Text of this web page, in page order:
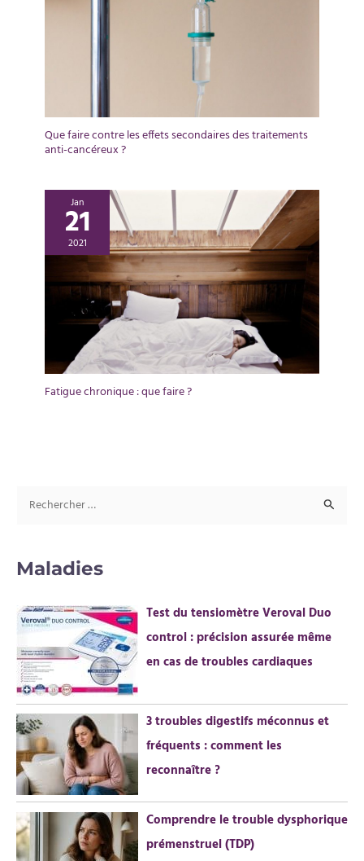
Que faire contre les effets secondaires des traitements
anti-cancéreux ?
Jan
21
2021
Fatigue chronique : que faire ?
h
r
c
h
e
r
:
Maladies
Test du tensiomètre Veroval Duo
control : précision assurée même
en cas de troubles cardiaques
3 troubles digestifs méconnus et
fréquents : comment les
reconnaître ?
Comprendre le trouble dysphorique
prémenstruel (TDP)